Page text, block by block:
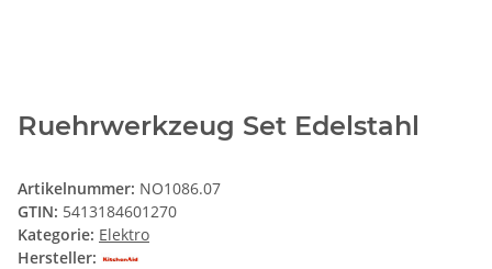
Ruehrwerkzeug Set Edelstahl
Artikelnummer: NO1086.07
GTIN: 5413184601270
Kategorie: Elektro
Hersteller: